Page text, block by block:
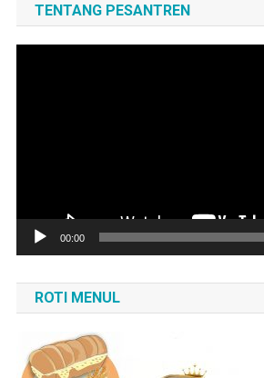
TENTANG PESANTREN
00:00
ROTI MENUL